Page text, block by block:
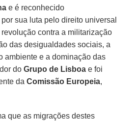
e é reconhecido
sua luta pelo direito universal
contra a militarização
das desigualdades sociais, a
ambiente e a dominação das
doGrupo de Lisboa e foi
daComissão Europeia,
que as migrações destes